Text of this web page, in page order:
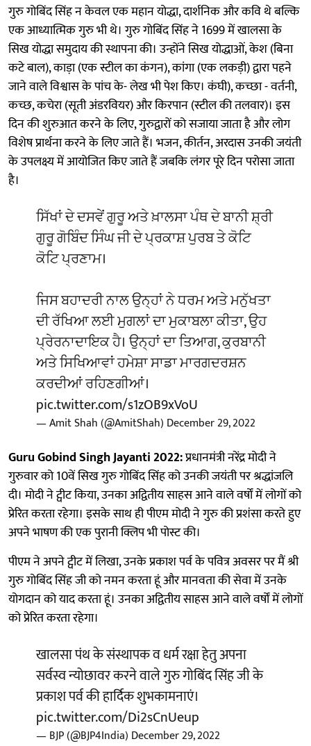
गुरु गोबिंद सिंह न केवल एक महान योद्धा, दार्शनिक और कवि थे बल्कि
एक आध्यात्मिक गुरु भी थे। गुरु गोबिंद सिंह ने 1699 में खालसा के
सिख योद्धा समुदाय की स्थापना की। उन्होंने सिख योद्धाओं, केश (बिना
कटे बाल), काड़ा (एक स्टील का कंगन), कांगा (एक लकड़ी) द्वारा पहने
जाने वाले विश्वास के पांच के- लेख भी पेश किए। कंघी), कच्छा - वर्तनी,
कच्छ, कचेरा (सूती अंडरवियर) और किरपान (स्टील की तलवार)। इस
दिन की शुरुआत करने के लिए, गुरुद्वारों को सजाया जाता है और लोग
विशेष प्रार्थना करने के लिए जाते हैं। भजन, कीर्तन, अरदास उनकी जयंती
के उपलक्ष्य में आयोजित किए जाते हैं जबकि लंगर पूरे दिन परोसा जाता
है।
ਸਿੱਖਾਂ ਦੇ ਦਸਵੇਂ ਗੁਰੂ ਅਤੇ ਖ਼ਾਲਸਾ ਪੰਥ ਦੇ ਬਾਨੀ ਸ਼੍ਰੀ
ਗੁਰੂ ਗੋਬਿੰਦ ਸਿੰਘ ਜੀ ਦੇ ਪ੍ਰਕਾਸ਼ ਪੁਰਬ ਤੇ ਕੋਟਿ
ਕੋਟਿ ਪ੍ਰਣਾਮ।
ਜਿਸ ਬਹਾਦਰੀ ਨਾਲ ਉਨ੍ਹਾਂ ਨੇ ਧਰਮ ਅਤੇ ਮਨੁੱਖਤਾ
ਦੀ ਰੱਖਿਆ ਲਈ ਮੁਗਲਾਂ ਦਾ ਮੁਕਾਬਲਾ ਕੀਤਾ, ਉਹ
ਪ੍ਰੇਰਨਾਦਾਇਕ ਹੈ। ਉਨ੍ਹਾਂ ਦਾ ਤਿਆਗ, ਕੁਰਬਾਨੀ
ਅਤੇ ਸਿਖਿਆਵਾਂ ਹਮੇਸ਼ਾ ਸਾਡਾ ਮਾਰਗਦਰਸ਼ਨ
ਕਰਦੀਆਂ ਰਹਿਣਗੀਆਂ।
pic.twitter.com/s1zOB9xVoU
— Amit Shah (@AmitShah) December 29, 2022
Guru Gobind Singh Jayanti 2022:प्रधानमंत्री नरेंद्र मोदी ने
गुरुवार को 10वें सिख गुरु गोबिंद सिंह को उनकी जयंती पर श्रद्धांजलि
दी। मोदी ने ट्वीट किया, उनका अद्वितीय साहस आने वाले वर्षों में लोगों को
प्रेरित करता रहेगा। इसके साथ ही पीएम मोदी ने गुरु की प्रशंसा करते हुए
अपने भाषण की एक पुरानी क्लिप भी पोस्ट की।
पीएम ने अपने ट्वीट में लिखा, उनके प्रकाश पर्व के पवित्र अवसर पर मैं श्री
गुरु गोबिंद सिंह जी को नमन करता हूं और मानवता की सेवा में उनके
योगदान को याद करता हूं। उनका अद्वितीय साहस आने वाले वर्षों में लोगों
को प्रेरित करता रहेगा।
खालसा पंथ के संस्थापक व धर्म रक्षा हेतु अपना
सर्वस्व न्योछावर करने वाले गुरु गोबिंद सिंह जी के
प्रकाश पर्व की हार्दिक शुभकामनाएं।
pic.twitter.com/Di2sCnUeup
— BJP (@BJP4India) December 29, 2022